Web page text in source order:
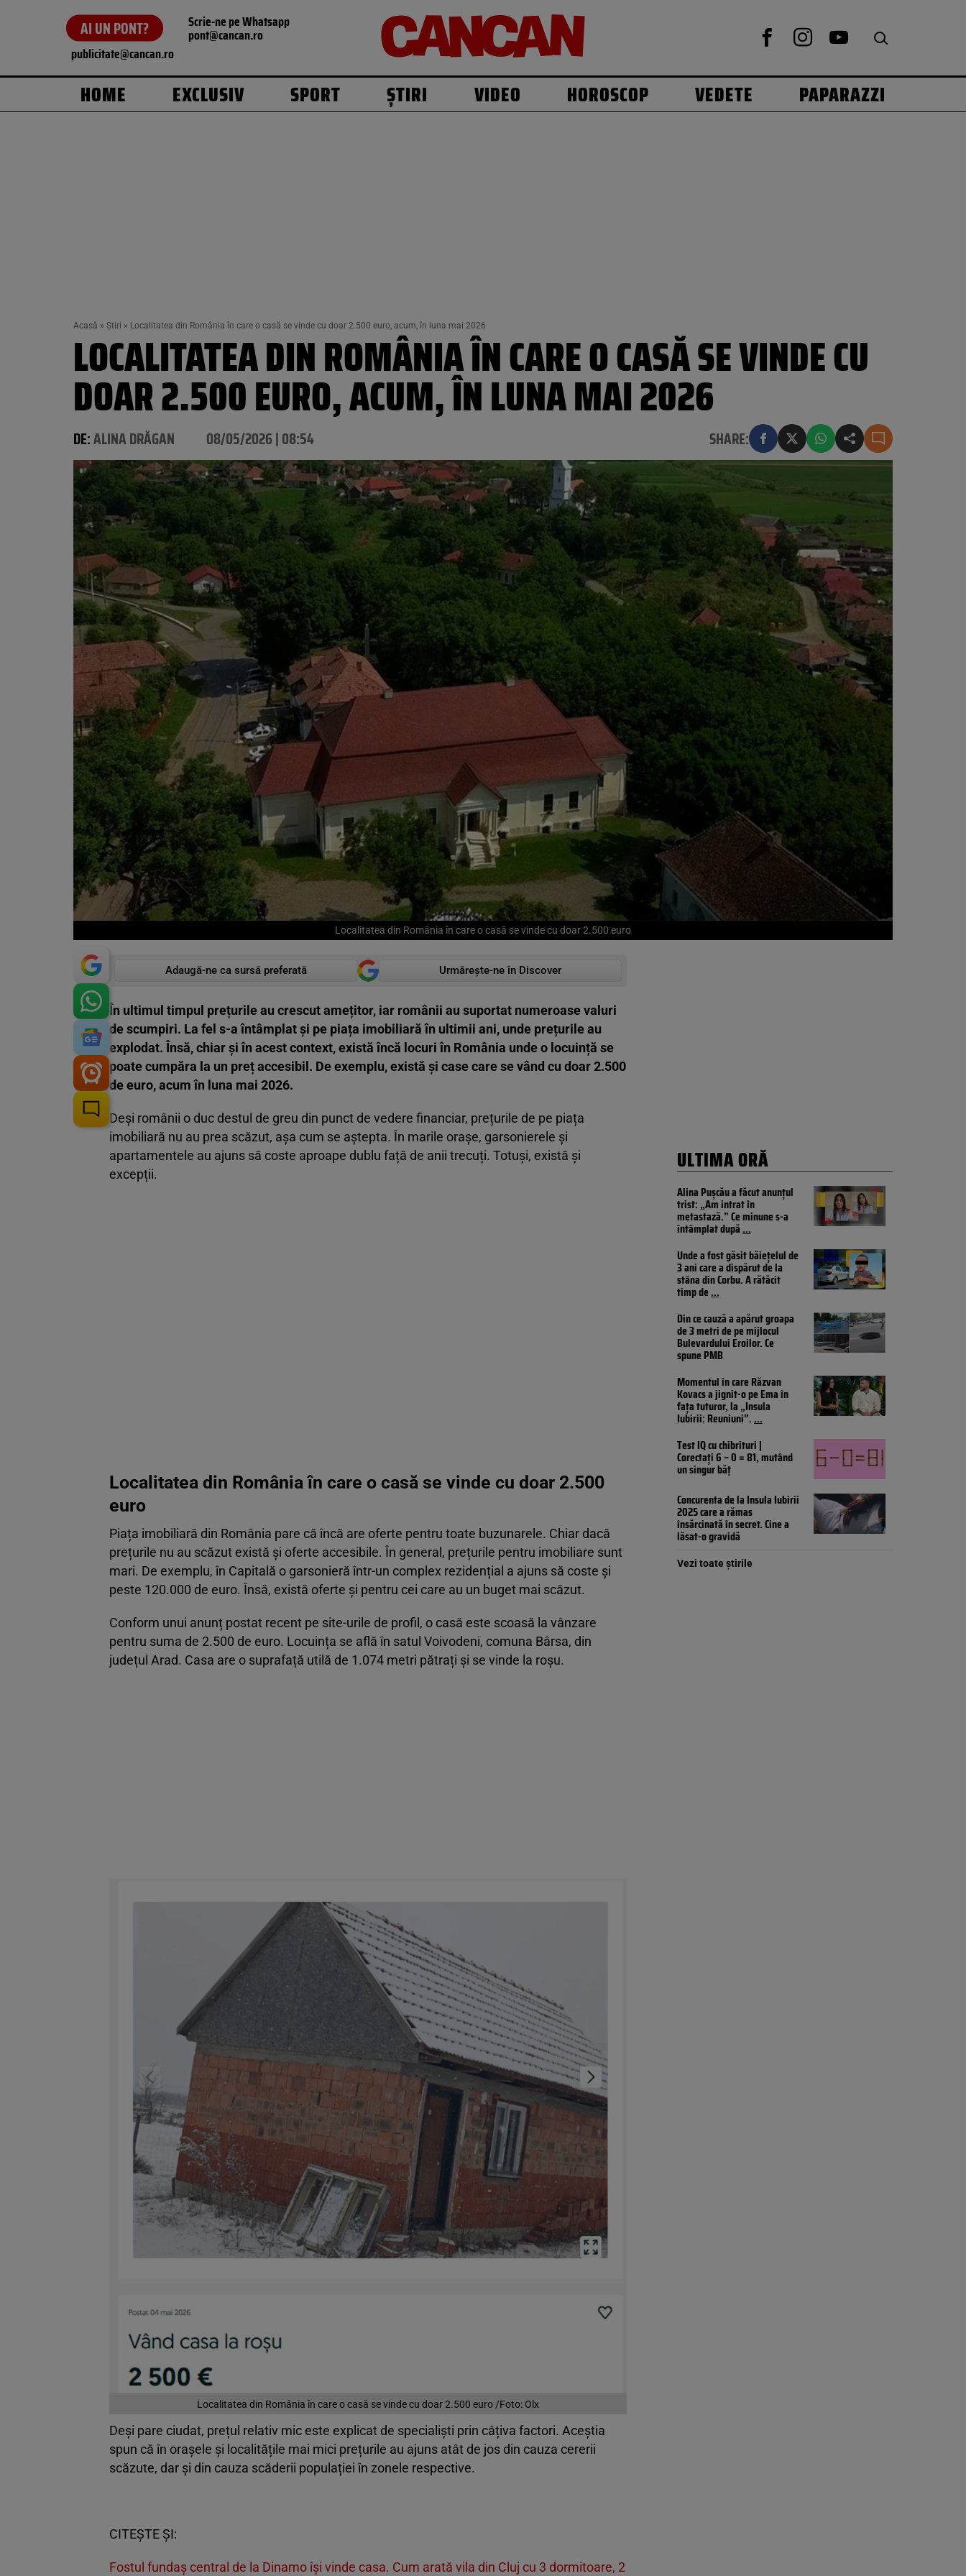
AI UN PONT? Scrie-ne pe Whatsapp
pont@cancan.ro
publicitate@cancan.ro
HOME EXCLUSIV SPORT ȘTIRI VIDEO HOROSCOP VEDETE PAPARAZZI
Acasă » Știri » Localitatea din România în care o casă se vinde cu doar 2.500 euro, acum, în luna mai 2026
LOCALITATEA DIN ROMÂNIA ÎN CARE O CASĂ SE VINDE CU
DOAR 2.500 EURO, ACUM, ÎN LUNA MAI 2026
DE:ALINA DRĂGAN 08/05/2026 | 08:54 SHARE:
Localitatea din România în care o casă se vinde cu doar 2.500 euro
Adaugă-ne ca sursă preferată Urmărește-ne în Discover
În ultimul timpul prețurile au crescut amețitor, iar românii au suportat numeroase valuri
de scumpiri. La fel s-a întâmplat și pe piața imobiliară în ultimii ani, unde prețurile au
explodat. Însă, chiar și în acest context, există încă locuri în România unde o locuință se
poate cumpăra la un preț accesibil. De exemplu, există și case care se vând cu doar 2.500
de euro, acum în luna mai 2026.
Deși românii o duc destul de greu din punct de vedere financiar, prețurile de pe piața
imobiliară nu au prea scăzut, așa cum se aștepta. În marile orașe, garsonierele și
apartamentele au ajuns să coste aproape dublu față de anii trecuți. Totuși, există și
excepții.
Localitatea din România în care o casă se vinde cu doar 2.500
euro
Piața imobiliară din România pare că încă are oferte pentru toate buzunarele. Chiar dacă
prețurile nu au scăzut există și oferte accesibile. În general, prețurile pentru imobiliare sunt
mari. De exemplu, în Capitală o garsonieră într-un complex rezidențial a ajuns să coste și
peste 120.000 de euro. Însă, există oferte și pentru cei care au un buget mai scăzut.
Conform unui anunț postat recent pe site-urile de profil, o casă este scoasă la vânzare
pentru suma de 2.500 de euro. Locuința se află în satul Voivodeni, comuna Bârsa, din
județul Arad. Casa are o suprafață utilă de 1.074 metri pătrați și se vinde la roșu.
Localitatea din România în care o casă se vinde cu doar 2.500 euro /Foto: Olx
Deși pare ciudat, prețul relativ mic este explicat de specialiști prin câțiva factori. Aceștia
spun că în orașele și localitățile mai mici prețurile au ajuns atât de jos din cauza cererii
scăzute, dar și din cauza scăderii populației în zonele respective.
CITEȘTE ȘI:
Fostul fundaș central de la Dinamo își vinde casa. Cum arată vila din Cluj cu 3 dormitoare, 2
ULTIMA ORĂ
Alina Pușcău a făcut anunțul
trist: „Am intrat în
metastază.” Ce minune s-a
întâmplat după...
Unde a fost găsit băiețelul de
3 ani care a dispărut de la
stâna din Corbu. A rătăcit
timp de...
Din ce cauză a apărut groapa
de 3 metri de pe mijlocul
Bulevardului Eroilor. Ce
spune PMB
Momentul în care Răzvan
Kovacs a jignit-o pe Ema în
fața tuturor, la „Insula
Iubirii: Reuniuni”....
Test IQ cu chibrituri |
Corectați 6 – 0 = 81, mutând
un singur băț
Concurenta de la Insula Iubirii
2025 care a rămas
însărcinată în secret. Cine a
lăsat-o gravidă
Vezi toate știrile